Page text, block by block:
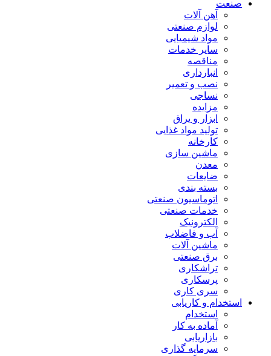
صنعت
آهن آلات
لوازم صنعتی
مواد شیمیایی
سایر خدمات
مناقصه
انبارداری
نصب و تعمیر
نساجی
مزایده
ابزار و یراق
تولید مواد غذایی
کارخانه
ماشین سازی
معدن
ضایعات
بسته بندی
اتوماسیون صنعتی
خدمات صنعتی
الکترونیک
آب و فاضلاب
ماشین آلات
برق صنعتی
تراشکاری
پرسکاری
سری کاری
استخدام و کاریابی
استخدام
آماده به کار
بازاریابی
سرمایه گذاری